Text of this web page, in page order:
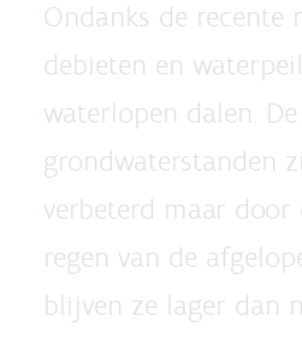
Ondanks de recente
debieten en
waterlopen dalen.
grondwaterstanden
verbeterd maar door
regen van de
blijven ze lager dan